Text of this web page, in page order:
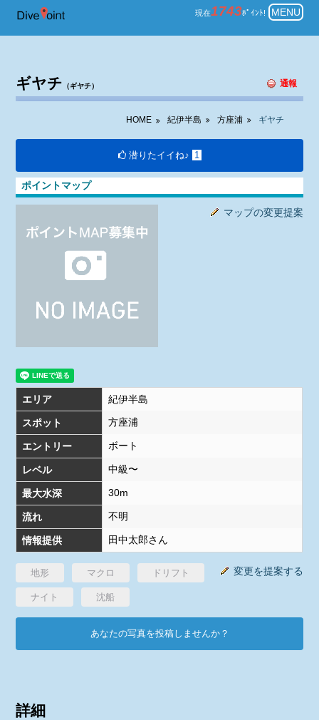
紀伊半島 方座浦 ダイビング ギ
現在1743ﾎﾟｲﾝﾄ! MENU
ギヤチ （ギヤチ） 通報
HOME 紀伊半島 方座浦 ギヤチ
潜りたイイね♪ 1
ポイントマップ
マップの変更提案
エリア 紀伊半島
スポット 方座浦
エントリー ボート
レベル 中級〜
最大水深 30m
流れ 不明
情報提供 田中太郎さん
変更を提案する
地形 マクロ ドリフト
ナイト 沈船
あなたの写真を投稿しませんか？
詳細